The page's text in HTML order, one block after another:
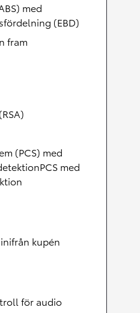
med
(EBD)
fram
(PCS) med
med
kupén
för audio